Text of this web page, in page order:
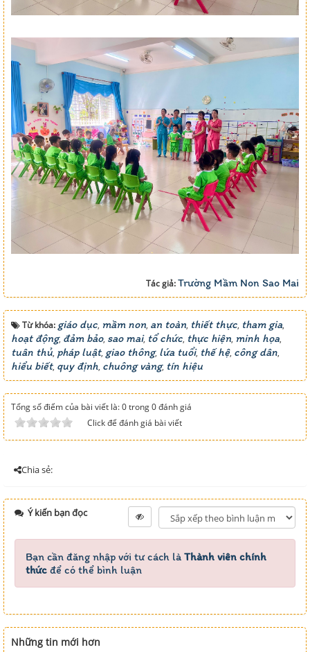
Tác giả:Trường Mầm Non Sao Mai
Từ khóa: giáo dục, mầm non, an toàn, thiết thực, tham gia,
hoạt động, đảm bảo, sao mai, tổ chức, thực hiện, minh họa,
tuân thủ, pháp luật, giao thông, lứa tuổi, thế hệ, công dân,
hiểu biết, quy định, chuông vàng, tín hiệu
Tổng số điểm của bài viết là: 0 trong 0 đánh giá
Click để đánh giá bài viết
Chia sẻ:
Ý kiến bạn đọc
Bạn cần đăng nhập với tư cách là Thành viên chính
thức để có thể bình luận
Những tin mới hơn